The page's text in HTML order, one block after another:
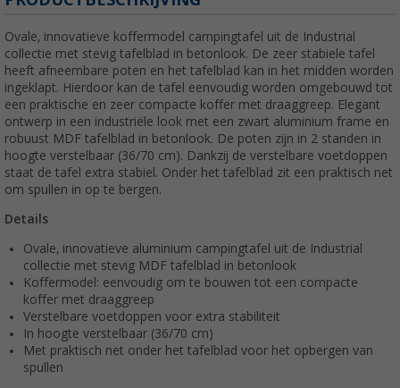
Ovale, innovatieve koffermodel campingtafel uit de Industrial
collectie met stevig tafelblad in betonlook. De zeer stabiele tafel
heeft afneembare poten en het tafelblad kan in het midden worden
ingeklapt. Hierdoor kan de tafel eenvoudig worden omgebouwd tot
een praktische en zeer compacte koffer met draaggreep. Elegant
ontwerp in een industriële look met een zwart aluminium frame en
robuust MDF tafelblad in betonlook. De poten zijn in 2 standen in
hoogte verstelbaar (36/70 cm). Dankzij de verstelbare voetdoppen
staat de tafel extra stabiel. Onder het tafelblad zit een praktisch net
om spullen in op te bergen.
Details
Ovale, innovatieve aluminium campingtafel uit de Industrial
collectie met stevig MDF tafelblad in betonlook
Koffermodel: eenvoudig om te bouwen tot een compacte
koffer met draaggreep
Verstelbare voetdoppen voor extra stabiliteit
In hoogte verstelbaar (36/70 cm)
Met praktisch net onder het tafelblad voor het opbergen van
spullen